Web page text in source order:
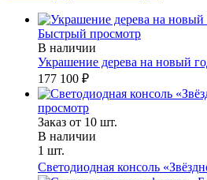
Быстрый просмотр
В наличии
Украшение дерева на новый
177 100 ₽
просмотр
Заказ от 10 шт.
В наличии
1 шт.
Светодиодная консоль